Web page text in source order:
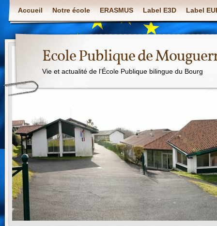
Accueil Notre école ERASMUS Label E3D Label
Ecole Publique de
Vie et actualité de l'École Publique bilingue du Bourg